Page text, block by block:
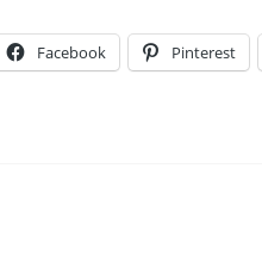
Facebook Pinterest